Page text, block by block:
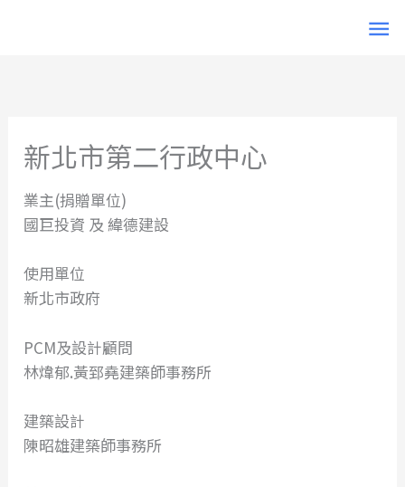
主
新北市第二行政中心
業主(捐贈單位)
國巨投資 及 緯德建設
使用單位
新北市政府
PCM及設計顧問
林煒郁.黃郅堯建築師事務所
建築設計
陳昭雄建築師事務所